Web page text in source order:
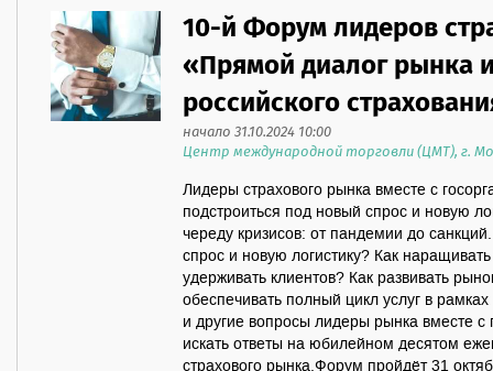
10-й Форум лидеров
«Прямой диалог рынка
российского
начало 31.10.2024 10:00
Центр международной торговли (ЦМТ), г.
Лидеры страхового рынка вместе с
подстроиться под новый спрос и новую
череду кризисов: от пандемии до
спрос и новую логистику? Как
удерживать клиентов? Как развивать
обеспечивать полный цикл услуг в
и другие вопросы лидеры рынка вместе с
искать ответы на юбилейном десятом
страхового рынка.Форум пройдёт 31